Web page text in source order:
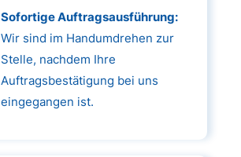
Sofortige Auftragsausführung:
Wir sind im Handumdrehen zur
Stelle, nachdem Ihre
Auftragsbestätigung bei uns
eingegangen ist.